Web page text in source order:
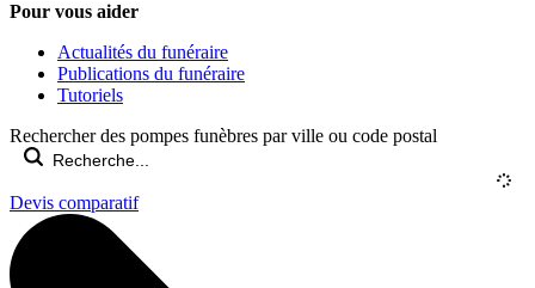
Pour vous aider
Actualités du funéraire
Publications du funéraire
Tutoriels
Rechercher des pompes funèbres par ville ou code postal
Devis comparatif